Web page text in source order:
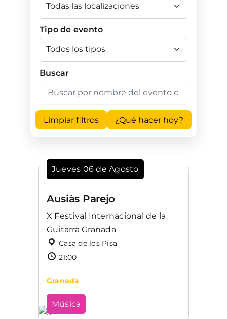
Tipo de evento
Buscar
Limpiar filtros ¿Qué hacer hoy?
Jueves 06 de Agosto
Ausiàs Parejo
X Festival Internacional de la
Guitarra Granada
Casa de los Pisa
21:00
Granada
Música